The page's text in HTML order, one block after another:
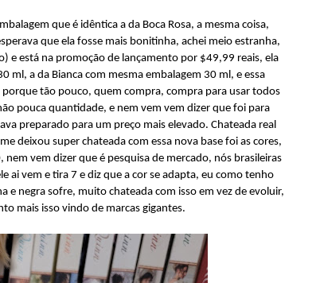
que é idêntica a da Boca Rosa, a mesma coisa,
que ela fosse mais bonitinha, achei meio estranha,
e está na promoção de lançamento por $49,99 reais, ela
a da Bianca com mesma embalagem 30 ml, e essa
tão pouco, quem compra, compra para usar todos
pouca quantidade, e nem vem vem dizer que foi para
preparado para um preço mais elevado. Chateada real
deixou super chateada com essa nova base foi as cores,
vem dizer que é pesquisa de mercado, nós brasileiras
ai vem e tira 7 e diz que a cor se adapta, eu como tenho
e negra sofre, muito chateada com isso em vez de evoluir,
mais isso vindo de marcas gigantes.